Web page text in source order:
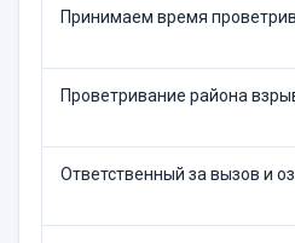
Принимаем время
Проветривание района
Ответственный за вызов и